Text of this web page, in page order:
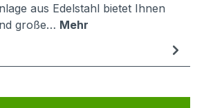
aus Edelstahl bietet Ihnen
große… Mehr